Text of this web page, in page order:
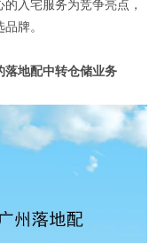
入宅服务为竞争亮点，
牌。
落地配中转仓储业务